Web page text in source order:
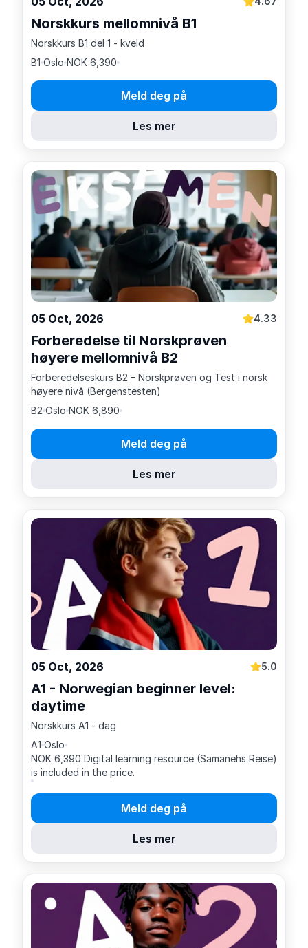
Norskkurs mellomnivå B1
Norskkurs B1 del 1 - kveld
B1 Oslo NOK 6,390
Meld deg på
Les mer
05 Oct, 2026 4.33
Forberedelse til Norskprøven
høyere mellomnivå B2
Forberedelseskurs B2 – Norskprøven og Test i norsk
høyere nivå (Bergenstesten)
B2 Oslo NOK 6,890
Meld deg på
Les mer
05 Oct, 2026 5.0
A1 - Norwegian beginner level:
daytime
Norskkurs A1 - dag
A1 Oslo
NOK 6,390 Digital learning resource (Samanehs Reise)
is included in the price.
Meld deg på
Les mer